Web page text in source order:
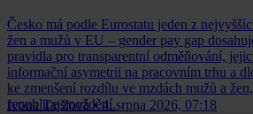
Česko má podle Eurostatu jeden z
žen a mužů v EU – gender pay gap
pravidla pro transparentní odměňování,
informační asymetrii na pracovním trhu a
ke zmenšení rozdílu ve mzdách mužů a
republice zpoždění.
Ivona Tajšlová • 4. srpna 2026, 07:18